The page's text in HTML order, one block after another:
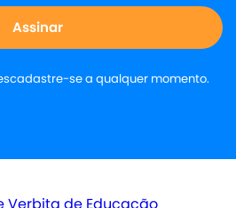
se a qualquer momento.